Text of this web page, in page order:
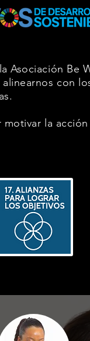
Asociación Be
con
la